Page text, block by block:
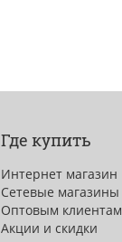
Где купить
Интернет магазин
Сетевые магазины
Оптовым клиентам
Акции и скидки